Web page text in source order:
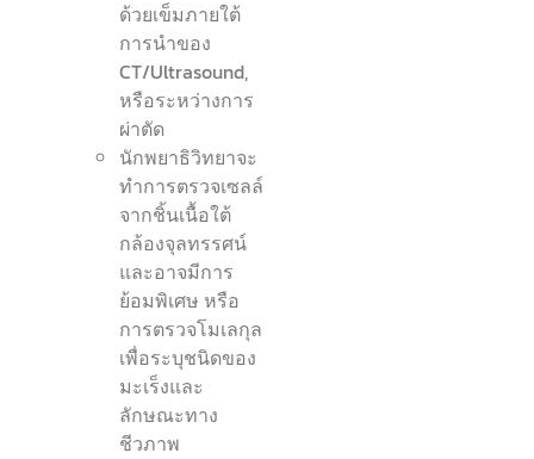
ด้วยเข็มภายใต้
การนำของ
CT/Ultrasound,
หรือระหว่างการ
ผ่าตัด
นักพยาธิวิทยาจะ
ทำการตรวจเซลล์
จากชิ้นเนื้อใต้
กล้องจุลทรรศน์
และอาจมีการ
ย้อมพิเศษ หรือ
การตรวจโมเลกุล
เพื่อระบุชนิดของ
มะเร็งและ
ลักษณะทาง
ชีวภาพ